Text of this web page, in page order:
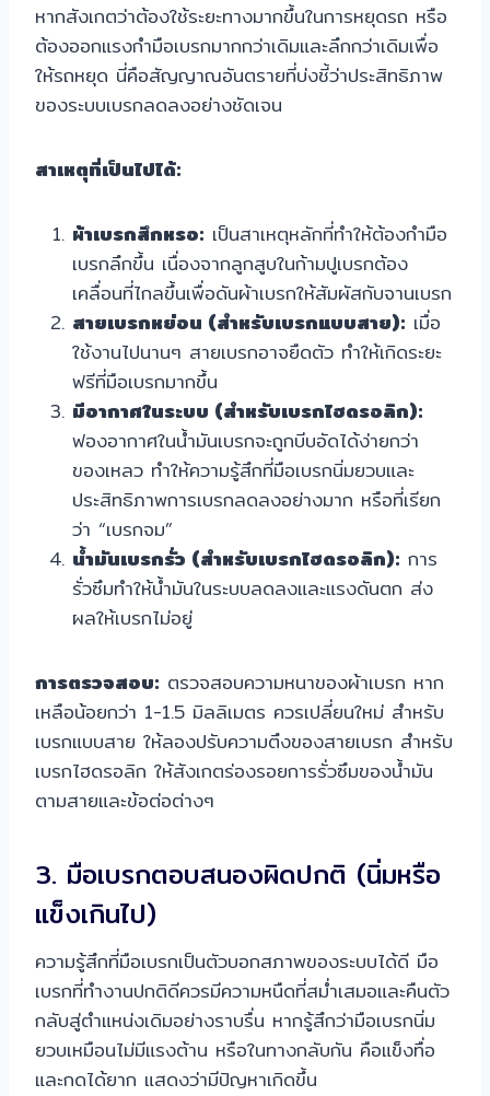
หากสังเกตว่าต้องใช้ระยะทางมากขึ้นในการหยุดรถ หรือ
ต้องออกแรงกำมือเบรกมากกว่าเดิมและลึกกว่าเดิมเพื่อ
ให้รถหยุด นี่คือสัญญาณอันตรายที่บ่งชี้ว่าประสิทธิภาพ
ของระบบเบรกลดลงอย่างชัดเจน
สาเหตุที่เป็นไปได้:
ผ้าเบรกสึกหรอ: เป็นสาเหตุหลักที่ทำให้ต้องกำมือ
เบรกลึกขึ้น เนื่องจากลูกสูบในก้ามปูเบรกต้อง
เคลื่อนที่ไกลขึ้นเพื่อดันผ้าเบรกให้สัมผัสกับจานเบรก
สายเบรกหย่อน (สำหรับเบรกแบบสาย): เมื่อ
ใช้งานไปนานๆ สายเบรกอาจยืดตัว ทำให้เกิดระยะ
ฟรีที่มือเบรกมากขึ้น
มีอากาศในระบบ (สำหรับเบรกไฮดรอลิก):
ฟองอากาศในน้ำมันเบรกจะถูกบีบอัดได้ง่ายกว่า
ของเหลว ทำให้ความรู้สึกที่มือเบรกนิ่มยวบและ
ประสิทธิภาพการเบรกลดลงอย่างมาก หรือที่เรียก
ว่า “เบรกจม”
น้ำมันเบรกรั่ว (สำหรับเบรกไฮดรอลิก): การ
รั่วซึมทำให้น้ำมันในระบบลดลงและแรงดันตก ส่ง
ผลให้เบรกไม่อยู่
การตรวจสอบ: ตรวจสอบความหนาของผ้าเบรก หาก
เหลือน้อยกว่า 1-1.5 มิลลิเมตร ควรเปลี่ยนใหม่ สำหรับ
เบรกแบบสาย ให้ลองปรับความตึงของสายเบรก สำหรับ
เบรกไฮดรอลิก ให้สังเกตร่องรอยการรั่วซึมของน้ำมัน
ตามสายและข้อต่อต่างๆ
3. มือเบรกตอบสนองผิดปกติ (นิ่มหรือ
แข็งเกินไป)
ความรู้สึกที่มือเบรกเป็นตัวบอกสภาพของระบบได้ดี มือ
เบรกที่ทำงานปกติดีควรมีความหนืดที่สม่ำเสมอและคืนตัว
กลับสู่ตำแหน่งเดิมอย่างราบรื่น หากรู้สึกว่ามือเบรกนิ่ม
ยวบเหมือนไม่มีแรงต้าน หรือในทางกลับกัน คือแข็งทื่อ
และกดได้ยาก แสดงว่ามีปัญหาเกิดขึ้น